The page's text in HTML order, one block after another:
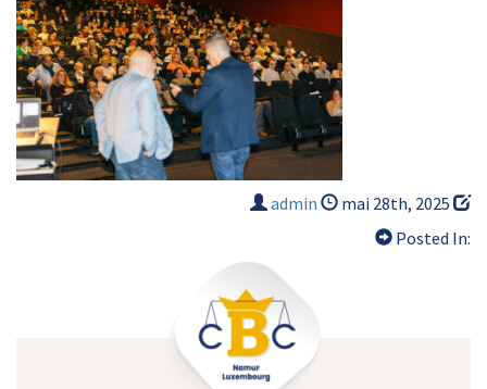
admin
mai 28th, 2025
Posted In: